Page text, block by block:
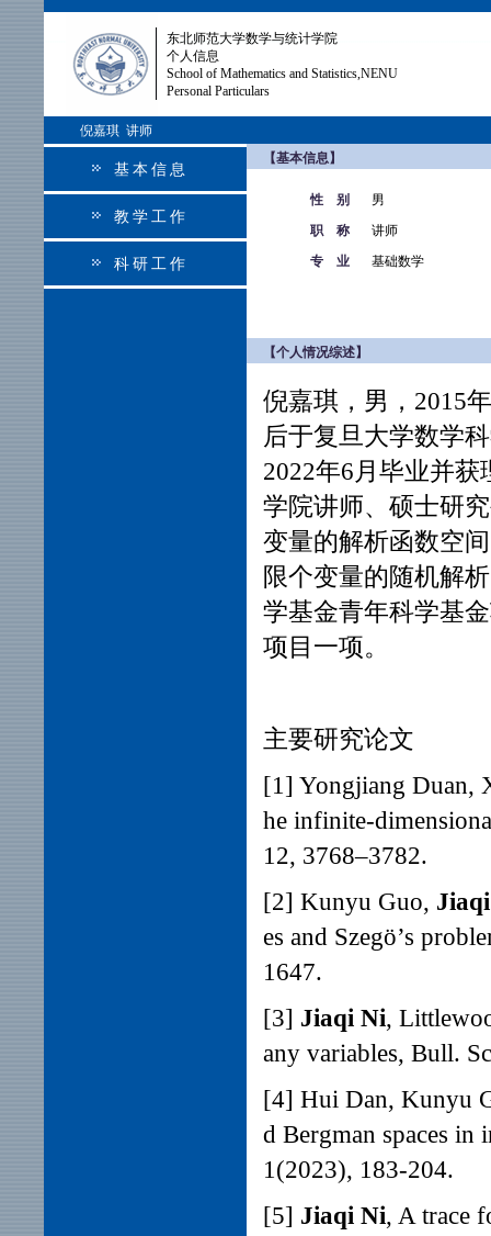
东北师范大学数学与统计学院
个人信息
School of Mathematics and Statistics,NENU
Personal Particulars
倪嘉琪 讲师
基本信息
教学工作
科研工作
【基本信息】
性 别
男
职 称
讲师
专 业
基础数学
【个人情况综述】
倪嘉琪，男，2015
后于复旦大学数学
2022年6月毕业并
学院讲师、硕士研
变量的解析函数空
限个变量的随机解
学基金青年科学基
项目一项。
主要研究论文
[1] Yongjiang Duan,
he infinite-
12, 3768–3782.
[2] Kunyu Guo,
es and Szegö’s
1647.
[3] Jiaqi Ni,
any variables, Bull.
[4] Hui Dan, Kunyu
d Bergman spaces
1(2023), 183-204.
[5] Jiaqi Ni, A trace